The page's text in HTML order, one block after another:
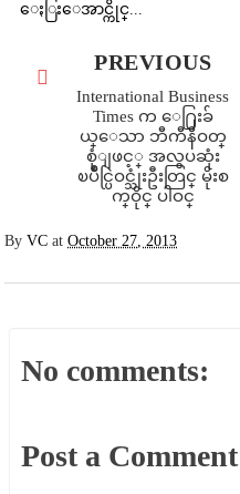
ေႏြးေအာင္ကိုင္...
PREVIOUS
International Business
Times က ေ႐ြးခ်
ယ္ေသာ ဘီကီနီဝတ္
စုံျဖင့္ အလွပဆုံး
ၿပဳိင္ပြဲဝင္သုံးဦးတြင္ မိုးစ
က္ဝိုင္ ပါဝင္
ByVC atOctober 27, 2013
No comments:
Post a Comment